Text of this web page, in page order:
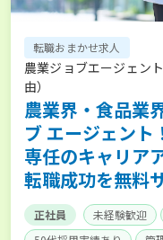
転職おまかせ求人
農業ジョブエージェン
由）
農業界・食品業
ブ エージェント
専任のキャリア
転職成功を無料
正社員 未経験歓迎